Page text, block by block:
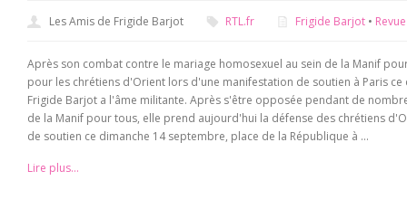
Les Amis de Frigide Barjot RTL.fr Frigide Barjot •
Après son combat contre le mariage homosexuel au sein de la Manif
pour les chrétiens d'Orient lors d'une manifestation de soutien à Paris
Frigide Barjot a l'âme militante. Après s'être opposée pendant de
de la Manif pour tous, elle prend aujourd'hui la défense des chrétiens
de soutien ce dimanche 14 septembre, place de la République à ...
Lire plus...